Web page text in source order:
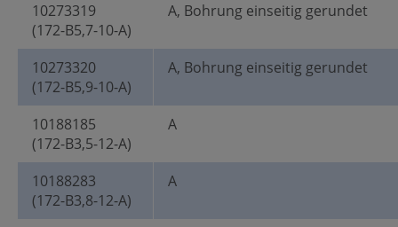
10273319
(172-B5,7-10-A)
A, Bohrung einseitig gerundet
10273320
(172-B5,9-10-A)
A, Bohrung einseitig gerundet
10188185
(172-B3,5-12-A)
A
10188283
(172-B3,8-12-A)
A